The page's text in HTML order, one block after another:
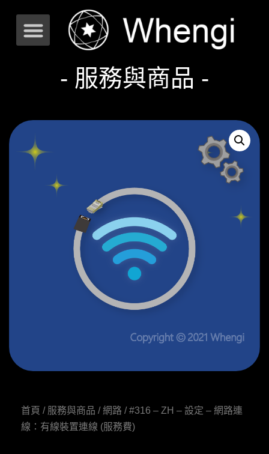
- 服務與商品 -
首頁 / 服務與商品 /網路 / #316 – ZH – 設定 – 網路連
線：有線裝置連線 (服務費)